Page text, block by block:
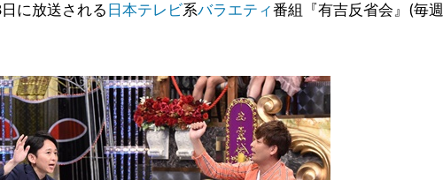
に放送される 日本テレビ系バラエティ番組『有吉反省会』(毎週